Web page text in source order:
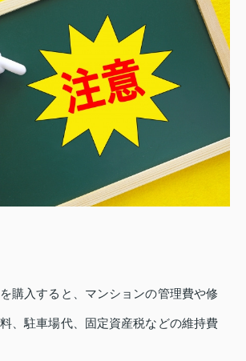
購入すると、マンションの管理費や修
、駐車場代、固定資産税などの維持費